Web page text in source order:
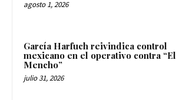
agosto 1, 2026
García Harfuch reivindica control
mexicano en el operativo contra “El
Mencho”
julio 31, 2026